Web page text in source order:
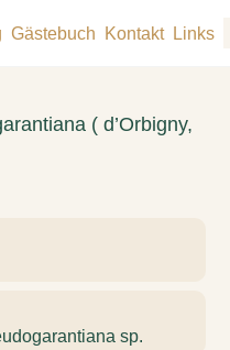
Gästebuch Kontakt Links
( d’Orbigny,
sp.